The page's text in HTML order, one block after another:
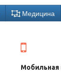
Медицина
Мобильная